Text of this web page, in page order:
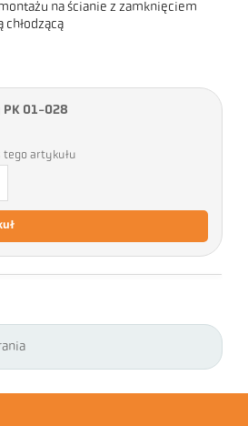
na ścianie z zamknięciem
01-028
tego artykułu